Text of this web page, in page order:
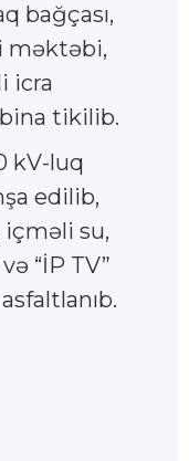
bağçası,
məktəbi,
icra
tikilib.
kV-luq
edilib,
su,
“İP TV”